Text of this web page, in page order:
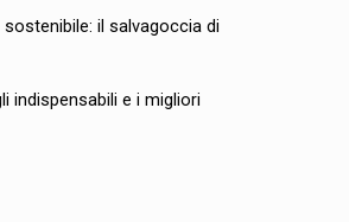
il salvagoccia di
indispensabili e i migliori